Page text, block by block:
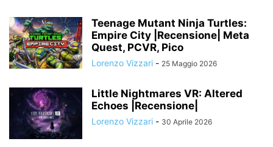
Teenage Mutant Ninja Turtles:
Empire City |Recensione| Meta
Quest, PCVR, Pico
Lorenzo Vizzari - 25 Maggio 2026
Little Nightmares VR: Altered
Echoes |Recensione|
Lorenzo Vizzari - 30 Aprile 2026